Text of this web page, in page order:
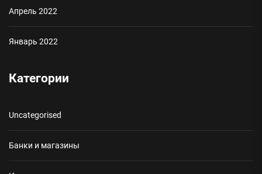
Апрель 2022
Январь 2022
Категории
Uncategorised
Банки и магазины